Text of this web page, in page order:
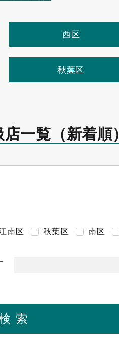
西区
秋葉区
一覧 （新着順）
南区 秋葉区 南区
索